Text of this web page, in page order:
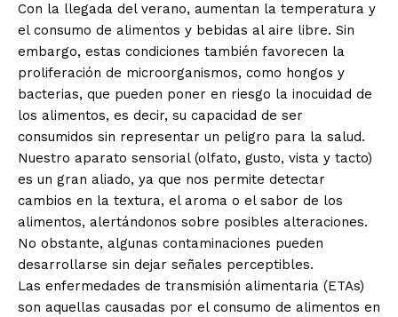
Con la llegada del verano, aumentan la temperatura y
el consumo de alimentos y bebidas al aire libre. Sin
embargo, estas condiciones también favorecen la
proliferación de microorganismos, como hongos y
bacterias, que pueden poner en riesgo la inocuidad de
los alimentos, es decir, su capacidad de ser
consumidos sin representar un peligro para la salud.
Nuestro aparato sensorial (olfato, gusto, vista y tacto)
es un gran aliado, ya que nos permite detectar
cambios en la textura, el aroma o el sabor de los
alimentos, alertándonos sobre posibles alteraciones.
No obstante, algunas contaminaciones pueden
desarrollarse sin dejar señales perceptibles.
Las enfermedades de transmisión alimentaria (ETAs)
son aquellas causadas por el consumo de alimentos en